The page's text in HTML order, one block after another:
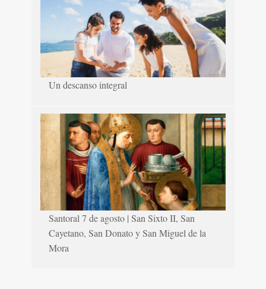
Un descanso integral
Santoral 7 de agosto | San Sixto II, San
Cayetano, San Donato y San Miguel de la
Mora